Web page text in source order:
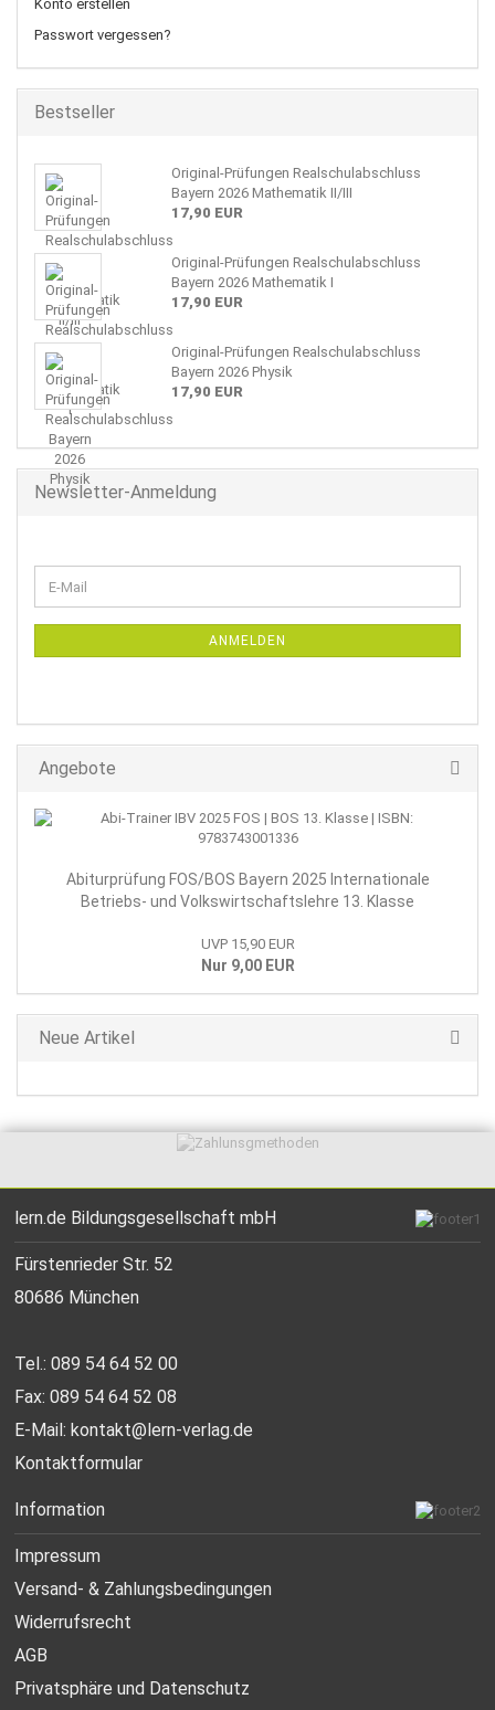
Konto erstellen
Passwort vergessen?
Bestseller
Original-Prüfungen Realschulabschluss
Bayern 2026 Mathematik II/III
17,90 EUR
Original-Prüfungen Realschulabschluss
Bayern 2026 Mathematik I
17,90 EUR
Original-Prüfungen Realschulabschluss
Bayern 2026 Physik
17,90 EUR
Newsletter-Anmeldung
ZUR
E-
Mail
ANMELDEN
Angebote
Abiturprüfung FOS/BOS Bayern 2025 Internationale
Betriebs- und Volkswirtschaftslehre 13. Klasse
UVP 15,90 EUR
Nur 9,00 EUR
Neue Artikel
lern.de Bildungsgesellschaft mbH
Fürstenrieder Str. 52
80686 München
Tel.: 089 54 64 52 00
Fax: 089 54 64 52 08
E-Mail:kontakt@lern-verlag.de
Kontaktformular
Information
Impressum
Versand- & Zahlungsbedingungen
Widerrufsrecht
AGB
Privatsphäre und Datenschutz